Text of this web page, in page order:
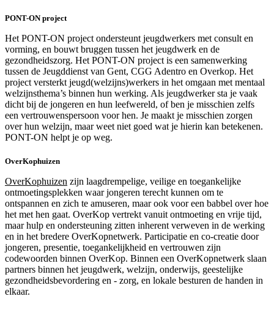
PONT-ON project
Het PONT-ON project ondersteunt jeugdwerkers met consult en
vorming, en bouwt bruggen tussen het jeugdwerk en de
gezondheidszorg. Het PONT-ON project is een samenwerking
tussen de Jeugddienst van Gent, CGG Adentro en Overkop. Het
project versterkt jeugd(welzijns)werkers in het omgaan met mentaal
welzijnsthema’s binnen hun werking. Als jeugdwerker sta je vaak
dicht bij de jongeren en hun leefwereld, of ben je misschien zelfs
een vertrouwenspersoon voor hen. Je maakt je misschien zorgen
over hun welzijn, maar weet niet goed wat je hierin kan betekenen.
PONT-ON helpt je op weg.
OverKophuizen
OverKophuizen zijn laagdrempelige, veilige en toegankelijke
ontmoetingsplekken waar jongeren terecht kunnen om te
ontspannen en zich te amuseren, maar ook voor een babbel over hoe
het met hen gaat. OverKop vertrekt vanuit ontmoeting en vrije tijd,
maar hulp en ondersteuning zitten inherent verweven in de werking
en in het bredere OverKopnetwerk. Participatie en co-creatie door
jongeren, presentie, toegankelijkheid en vertrouwen zijn
codewoorden binnen OverKop. Binnen een OverKopnetwerk slaan
partners binnen het jeugdwerk, welzijn, onderwijs, geestelijke
gezondheidsbevordering en - zorg, en lokale besturen de handen in
elkaar.